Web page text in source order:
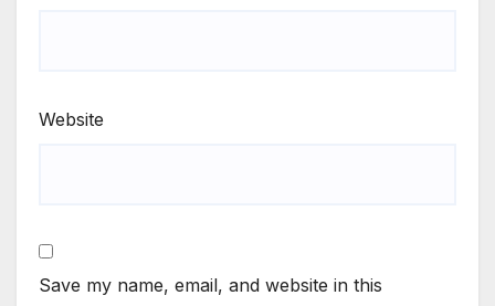
Website
Save my name, email, and website in this